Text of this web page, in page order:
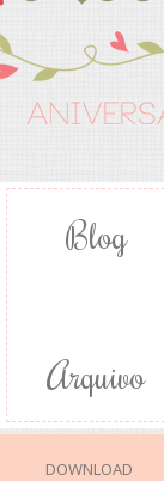
Blog
Arquivo
DOWNLOAD